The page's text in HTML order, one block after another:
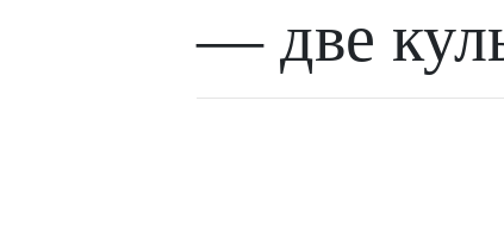
— две